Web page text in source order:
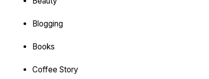
Blogging
Books
Coffee Story